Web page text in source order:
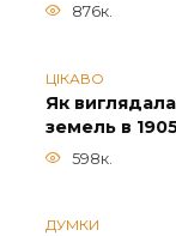
876к.
ЦІКАВО
Як
земель в
598к.
ДУМКИ